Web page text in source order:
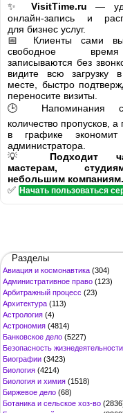
✨ VisitTime.ru —
онлайн-запись и
для бизнес услуг.
📅 Клиенты сами
свободное
записываются без
видите всю загрузку
месте, быстро
переносите визиты.
🕒 Напоминания
количество пропусков, а
в графике
администратора.
💡 Подходит
мастерам,
небольшим компаниям.
✅ Начать пользоваться
Разделы
Авиация и космонавтика (304)
Административное право (123)
Арбитражный процесс (23)
Архитектура (113)
Астрология (4)
Астрономия (4814)
Банковское дело (5227)
Безопасность жизнедеятельности
Биографии (3423)
Биология (4214)
Биология и химия (1518)
Биржевое дело (68)
Ботаника и сельское хоз-во